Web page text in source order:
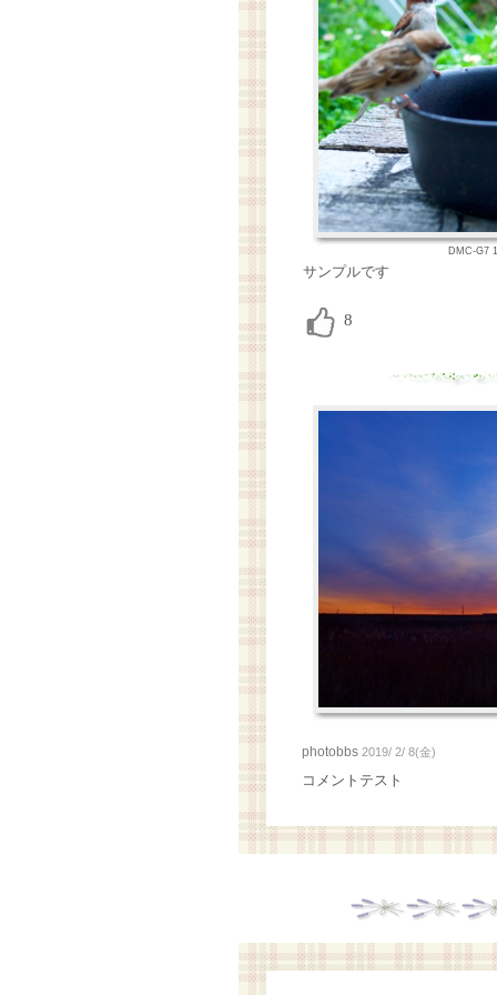
DMC-G7
サンプルです
photobbs 2019/ 2/ 8(金)
コメントテスト